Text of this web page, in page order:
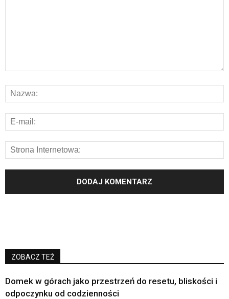
ZOBACZ TEŻ
Domek w górach jako przestrzeń do resetu, bliskości i
odpoczynku od codzienności